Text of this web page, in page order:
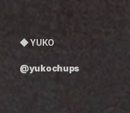
◆ YUKO
@yukochups